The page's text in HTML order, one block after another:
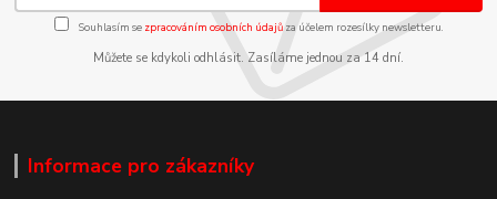
Souhlasím se zpracováním osobních údajůza účelem rozesílky newsletteru.
Můžete se kdykoli odhlásit. Zasíláme jednou za 14 dní.
Informace pro zákazníky